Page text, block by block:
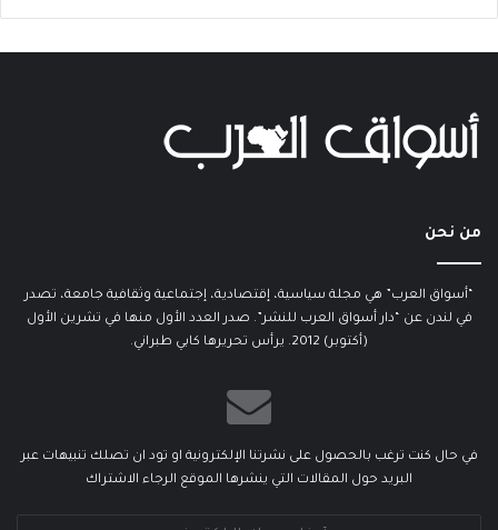
من نحن
“أسواق العرب” هي مجلة سياسية، إقتصادية، إجتماعية وثقافية جامعة، تصدر
في لندن عن “دار أسواق العرب للنشر”. صدر العدد الأول منها في تشرين الأول
(أكتوبر) 2012. يرأس تحريرها كابي طبراني.
في حال كنت ترغب بالحصول على نشرتنا الإلكترونية او تود ان تصلك تنبيهات عبر
البريد حول المقالات التي ينشرها الموقع الرجاء الاشتراك